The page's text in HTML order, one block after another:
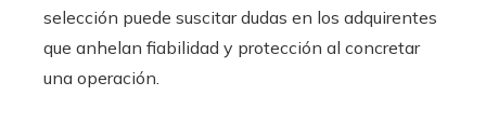
selección puede suscitar dudas en los adquirentes
que anhelan fiabilidad y protección al concretar
una operación.